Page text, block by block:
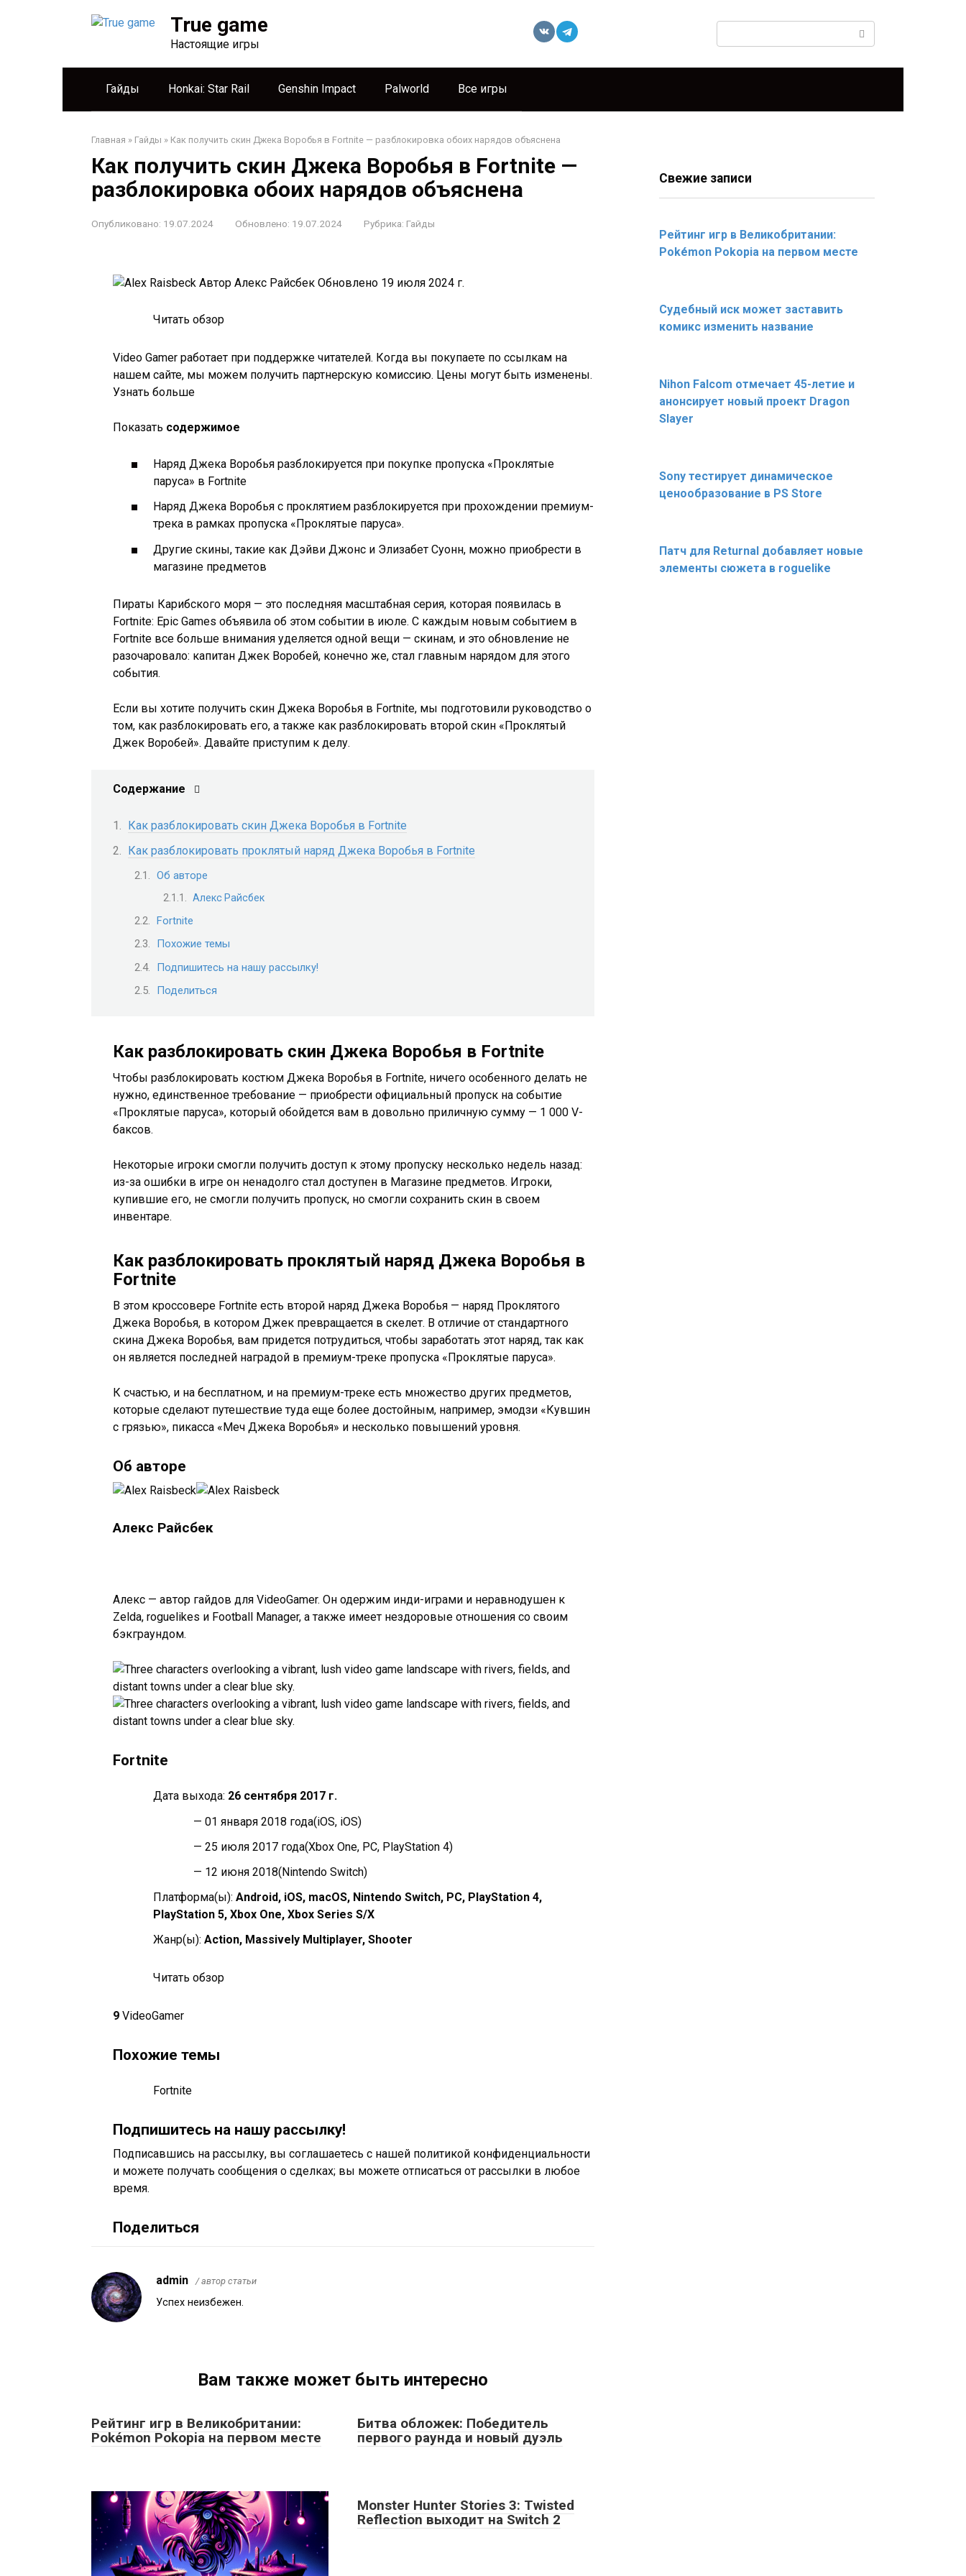
True game
Настоящие игры
Гайды Honkai: Star Rail Genshin Impact Palworld Все игры
Главная » Гайды » Как получить скин Джека Воробья в Fortnite — разблокировка обоих нарядов объяснена
Как получить скин Джека Воробья в Fortnite —
разблокировка обоих нарядов объяснена
Опубликовано: 19.07.2024 Обновлено: 19.07.2024 Рубрика: Гайды
Автор Алекс Райсбек Обновлено 19 июля 2024 г.
Читать обзор
Video Gamer работает при поддержке читателей. Когда вы покупаете по ссылкам на
нашем сайте, мы можем получить партнерскую комиссию. Цены могут быть изменены.
Узнать больше
Показать содержимое
Наряд Джека Воробья разблокируется при покупке пропуска «Проклятые
паруса» в Fortnite
Наряд Джека Воробья с проклятием разблокируется при прохождении премиум-
трека в рамках пропуска «Проклятые паруса».
Другие скины, такие как Дэйви Джонс и Элизабет Суонн, можно приобрести в
магазине предметов
Пираты Карибского моря — это последняя масштабная серия, которая появилась в
Fortnite: Epic Games объявила об этом событии в июле. С каждым новым событием в
Fortnite все больше внимания уделяется одной вещи — скинам, и это обновление не
разочаровало: капитан Джек Воробей, конечно же, стал главным нарядом для этого
события.
Если вы хотите получить скин Джека Воробья в Fortnite, мы подготовили руководство о
том, как разблокировать его, а также как разблокировать второй скин «Проклятый
Джек Воробей». Давайте приступим к делу.
Содержание
Как разблокировать скин Джека Воробья в Fortnite
Как разблокировать проклятый наряд Джека Воробья в Fortnite
Об авторе
Алекс Райсбек
Fortnite
Похожие темы
Подпишитесь на нашу рассылку!
Поделиться
Как разблокировать скин Джека Воробья в Fortnite
Чтобы разблокировать костюм Джека Воробья в Fortnite, ничего особенного делать не
нужно, единственное требование — приобрести официальный пропуск на событие
«Проклятые паруса», который обойдется вам в довольно приличную сумму — 1 000 V-
баксов.
Некоторые игроки смогли получить доступ к этому пропуску несколько недель назад:
из-за ошибки в игре он ненадолго стал доступен в Магазине предметов. Игроки,
купившие его, не смогли получить пропуск, но смогли сохранить скин в своем
инвентаре.
Как разблокировать проклятый наряд Джека Воробья в
Fortnite
В этом кроссовере Fortnite есть второй наряд Джека Воробья — наряд Проклятого
Джека Воробья, в котором Джек превращается в скелет. В отличие от стандартного
скина Джека Воробья, вам придется потрудиться, чтобы заработать этот наряд, так как
он является последней наградой в премиум-треке пропуска «Проклятые паруса».
К счастью, и на бесплатном, и на премиум-треке есть множество других предметов,
которые сделают путешествие туда еще более достойным, например, эмодзи «Кувшин
с грязью», пикасса «Меч Джека Воробья» и несколько повышений уровня.
Об авторе
Алекс Райсбек
Алекс — автор гайдов для VideoGamer. Он одержим инди-играми и неравнодушен к
Zelda, roguelikes и Football Manager, а также имеет нездоровые отношения со своим
бэкграундом.
Fortnite
Дата выхода: 26 сентября 2017 г.
— 01 января 2018 года(iOS, iOS)
— 25 июля 2017 года(Xbox One, PC, PlayStation 4)
— 12 июня 2018(Nintendo Switch)
Платформа(ы): Android, iOS, macOS, Nintendo Switch, PC, PlayStation 4,
PlayStation 5, Xbox One, Xbox Series S/X
Жанр(ы): Action, Massively Multiplayer, Shooter
Читать обзор
9 VideoGamer
Похожие темы
Fortnite
Подпишитесь на нашу рассылку!
Подписавшись на рассылку, вы соглашаетесь с нашей политикой конфиденциальности
и можете получать сообщения о сделках; вы можете отписаться от рассылки в любое
время.
Поделиться
admin / автор статьи
Успех неизбежен.
Вам также может быть интересно
Рейтинг игр в Великобритании:
Pokémon Pokopia на первом месте
Битва обложек: Победитель
первого раунда и новый дуэль
Monster Hunter Stories 3: Twisted
Reflection выходит на Switch 2
Свежие записи
Рейтинг игр в Великобритании:
Pokémon Pokopia на первом месте
Судебный иск может заставить
комикс изменить название
Nihon Falcom отмечает 45-летие и
анонсирует новый проект Dragon
Slayer
Sony тестирует динамическое
ценообразование в PS Store
Патч для Returnal добавляет новые
элементы сюжета в roguelike